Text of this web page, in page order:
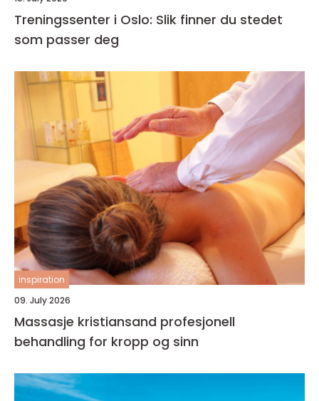
Treningssenter i Oslo: Slik finner du stedet
som passer deg
inspiration
09. July 2026
Massasje kristiansand profesjonell
behandling for kropp og sinn